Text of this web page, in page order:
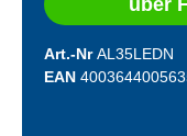
Art.-NrAL35LEDN
EAN